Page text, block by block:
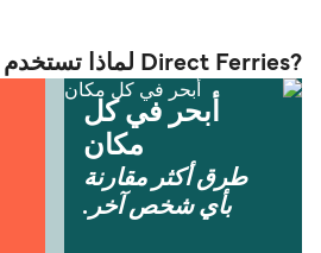
?Direct Ferries لماذا تستخدم
أبحر في كل
مكان
طرق أكثر مقارنة
بأي شخص آخر.